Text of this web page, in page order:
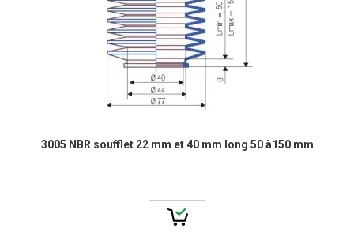
3005 NBR soufflet 22 mm et 40 mm long 50 à150 mm